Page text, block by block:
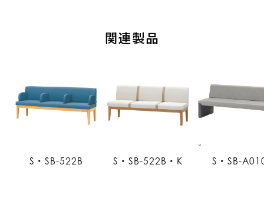
関連製品
S・SB-522B S・SB-522B・K S・SB-